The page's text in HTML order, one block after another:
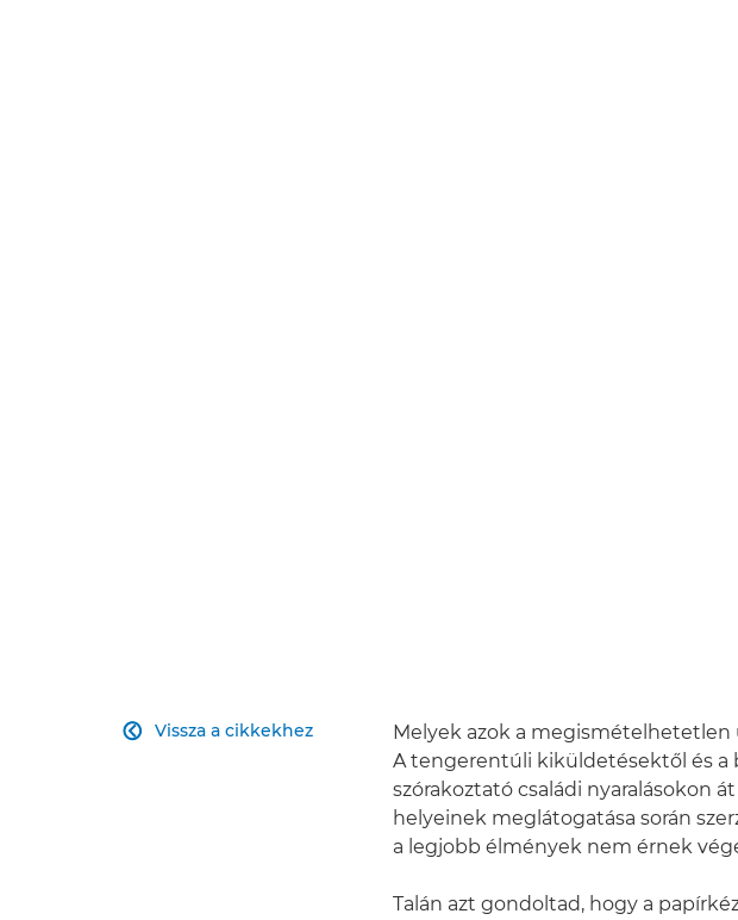
Vissza a cikkekhez

Melyek azok a
A tengerentúli kiküldetésektől és a
szórakoztató családi nyaralásokon
helyeinek meglátogatása során
a legjobb élmények nem érnek
Talán azt gondoltad, hogy a